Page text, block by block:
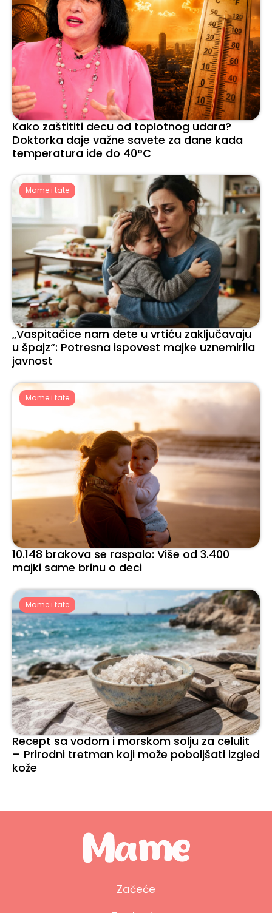
Kako zaštititi decu od toplotnog udara?
Doktorka daje važne savete za dane kada
temperatura ide do 40°C
Mame i tate
„Vaspitačice nam dete u vrtiću zaključavaju
u špajz“: Potresna ispovest majke uznemirila
javnost
Mame i tate
10.148 brakova se raspalo: Više od 3.400
majki same brinu o deci
Mame i tate
Recept sa vodom i morskom solju za celulit
– Prirodni tretman koji može poboljšati izgled
kože
Začeće